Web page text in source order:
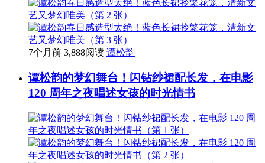
7个月前 3,888阅读 谭松韵
谭松韵的梦幻舞台！闪钻纱裙配长发，在电影
120 周年之夜唱述女孩的时光情书